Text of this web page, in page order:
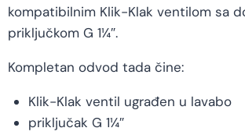
kompatibilnim Klik-Klak ventilom sa
priključkom G 1¼″.
Kompletan odvod tada čine:
Klik-Klak ventil ugrađen u lavabo
priključak G 1¼″